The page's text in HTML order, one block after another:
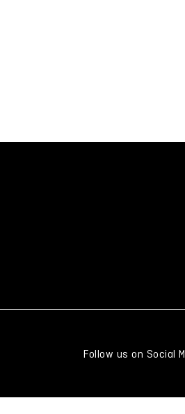
Follow us on Social